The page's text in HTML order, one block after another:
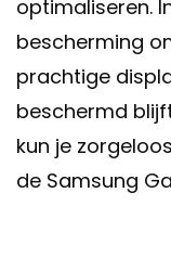
optimaliseren.
bescherming
prachtige
beschermd
kun je
de Samsung